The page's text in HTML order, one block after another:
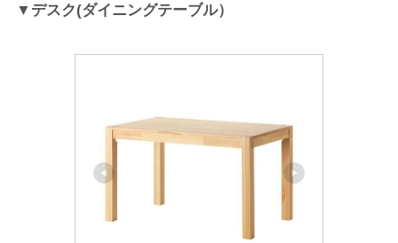
▼デスク(ダイニングテーブル）